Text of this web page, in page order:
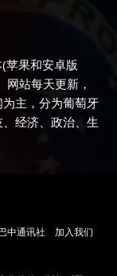
苹果和安卓版
站每天更新，
主，分为葡萄牙
经济、政治、生
中通讯社 加入我们